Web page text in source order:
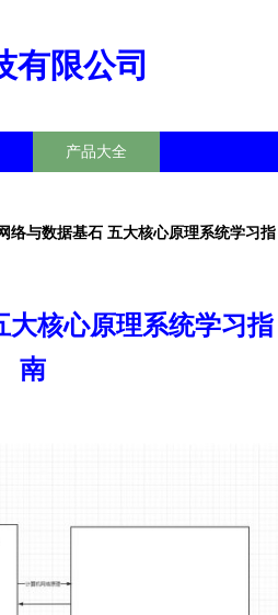
有限公司
产品大全
络与数据基石 五大核心原理系统学习指
大核心原理系统学习指
南